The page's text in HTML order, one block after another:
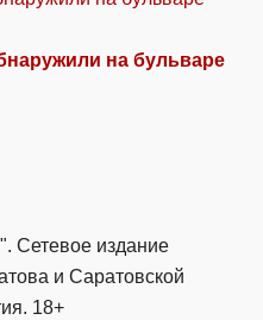
на бульваре
Сетевое издание
и Саратовской
18+